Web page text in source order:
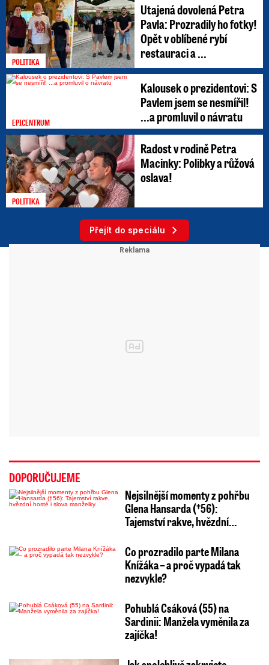
POLITIKA
Utajená dovolená Petra
Pavla: Prozradily ho fotky!
Opět v oblíbené rybí
restauraci a ...
EPICENTRUM
Kalousek o prezidentovi: S
Pavlem jsem se nesmířil!
...a promluvil o návratu
POLITIKA
Radost v rodině Petra
Macinky: Polibky a růžová
oslava!
Přejít do speciálu
DOPORUČUJEME
Nejsilnější momenty z pohřbu
Glena Hansarda (†56):
Tajemství rakve, hvězdní…
Co prozradilo parte Milana
Knížáka – a proč vypadá tak
nezvykle?
Pohublá Csáková (55) na
Sardinii: Manžela vyměnila za
zajíčka!